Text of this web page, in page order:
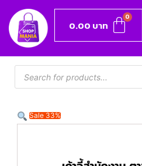
0.00 บาท
Sale 33%